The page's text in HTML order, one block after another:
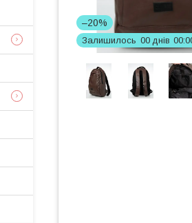
–20%
Залишилось 00 днів 00 0